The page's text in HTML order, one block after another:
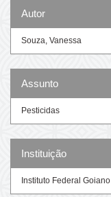
Autor
Souza, Vanessa
Assunto
Pesticidas
Instituição
Instituto Federal Goiano